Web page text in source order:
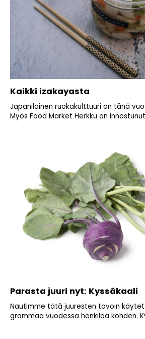
Kaikki izakayasta
Japanilainen ruokakulttuuri on tänä
Myös Food Market Herkku on
Parasta juuri nyt: Kyssäkaali
Nautimme tätä juuresten tavoin
grammaa vuodessa henkilöä kohden.